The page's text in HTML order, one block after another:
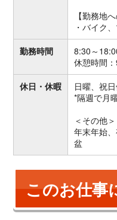
【勤務地
・バイク
勤務時間
8:30～
休憩時間
休日・休暇
日曜、祝
*隔週で月
＜その他＞
年末年始
盆
このお仕事